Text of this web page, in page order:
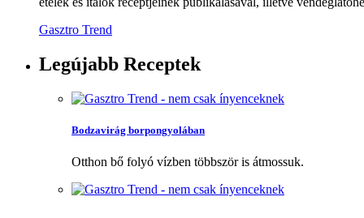
Gasztro Trend
Legújabb Receptek
Bodzavirág borpongyolában
Otthon bő folyó vízben többször is átmossuk.